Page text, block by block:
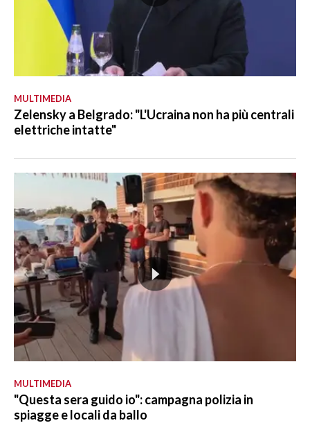
MULTIMEDIA
Zelensky a Belgrado: "L'Ucraina non ha più centrali
elettriche intatte"
MULTIMEDIA
"Questa sera guido io": campagna polizia in
spiagge e locali da ballo